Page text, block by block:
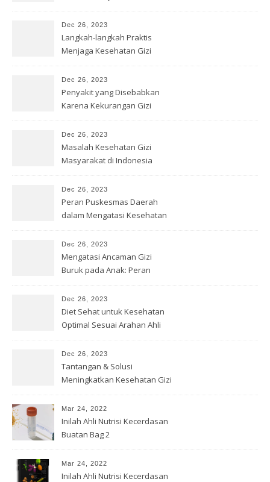
Dec 26, 2023
Langkah-langkah Praktis
Menjaga Kesehatan Gizi
Dec 26, 2023
Penyakit yang Disebabkan
Karena Kekurangan Gizi
Dec 26, 2023
Masalah Kesehatan Gizi
Masyarakat di Indonesia
Dec 26, 2023
Peran Puskesmas Daerah
dalam Mengatasi Kesehatan
Dec 26, 2023
Mengatasi Ancaman Gizi
Buruk pada Anak: Peran
Dec 26, 2023
Diet Sehat untuk Kesehatan
Optimal Sesuai Arahan Ahli
Dec 26, 2023
Tantangan & Solusi
Meningkatkan Kesehatan Gizi
Mar 24, 2022
Inilah Ahli Nutrisi Kecerdasan
Buatan Bag 2
Mar 24, 2022
Inilah Ahli Nutrisi Kecerdasan